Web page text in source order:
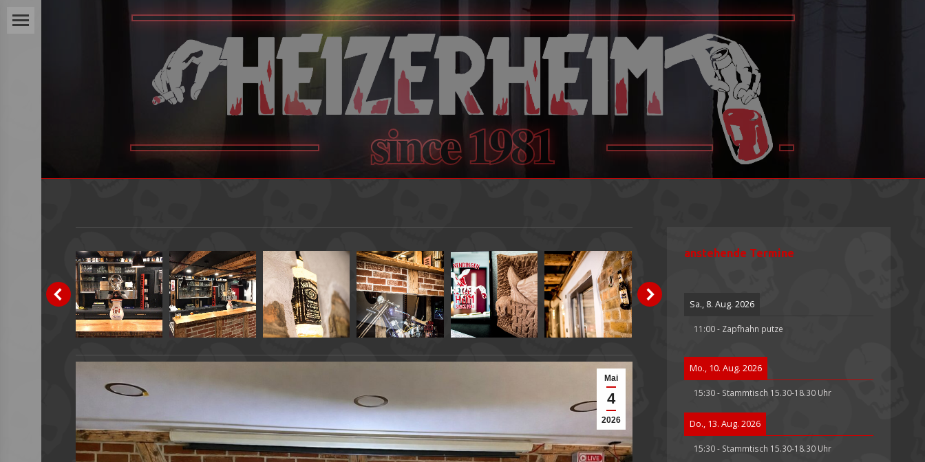
since 1981
Mai
4
2026
anstehende Termine
Sa., 8. Aug. 2026
11:00- Zapfhahn putze
Mo., 10. Aug. 2026
15:30- Stammtisch 15.30-18.30 Uhr
Do., 13. Aug. 2026
15:30- Stammtisch 15.30-18.30 Uhr